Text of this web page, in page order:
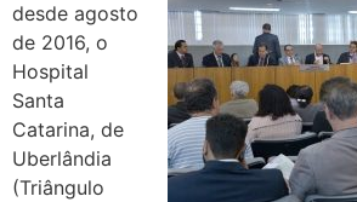
desde agosto
de 2016, o
Hospital
Santa
Catarina, de
Uberlândia
(Triângulo